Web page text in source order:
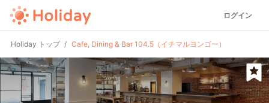
ログイン
Holiday トップ Cafe, Dining & Bar 104.5（イチマルヨンゴー）